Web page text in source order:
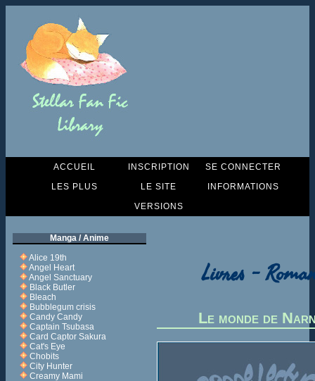
ACCUEIL INSCRIPTION
SE CONNECTER
LES PLUS
LE SITE
INFORMATIONS
VERSIONS
Manga / Anime
Alice 19th
Angel Heart
Angel Sanctuary
Black Butler
Bleach
Bubblegum crisis
Candy Candy
Captain Tsubasa
Card Captor Sakura
Cat's Eye
Chobits
City Hunter
Creamy Mami
Livres -
Le monde de